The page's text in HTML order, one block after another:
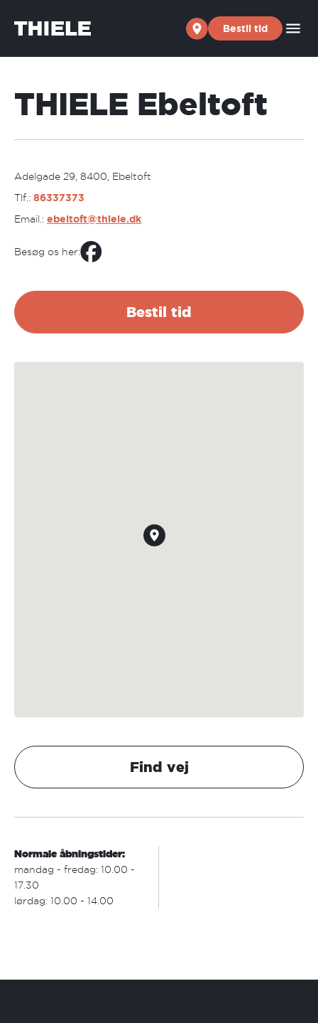
Bestil tid
THIELE Ebeltoft
Adelgade 29, 8400, Ebeltoft
Tlf.: 86337373
Email.: ebeltoft@thiele.dk
Besøg os her:
Bestil tid
Find vej
Normale åbningstider:
mandag - fredag: 10.00 -
17.30
lørdag: 10.00 - 14.00